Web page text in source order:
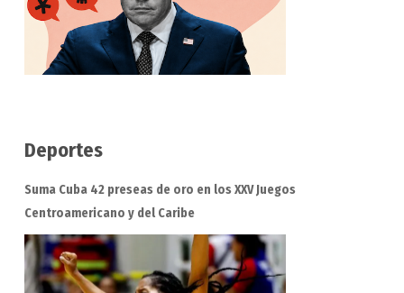
Deportes
Suma Cuba 42 preseas de oro en los XXV Juegos
Centroamericano y del Caribe